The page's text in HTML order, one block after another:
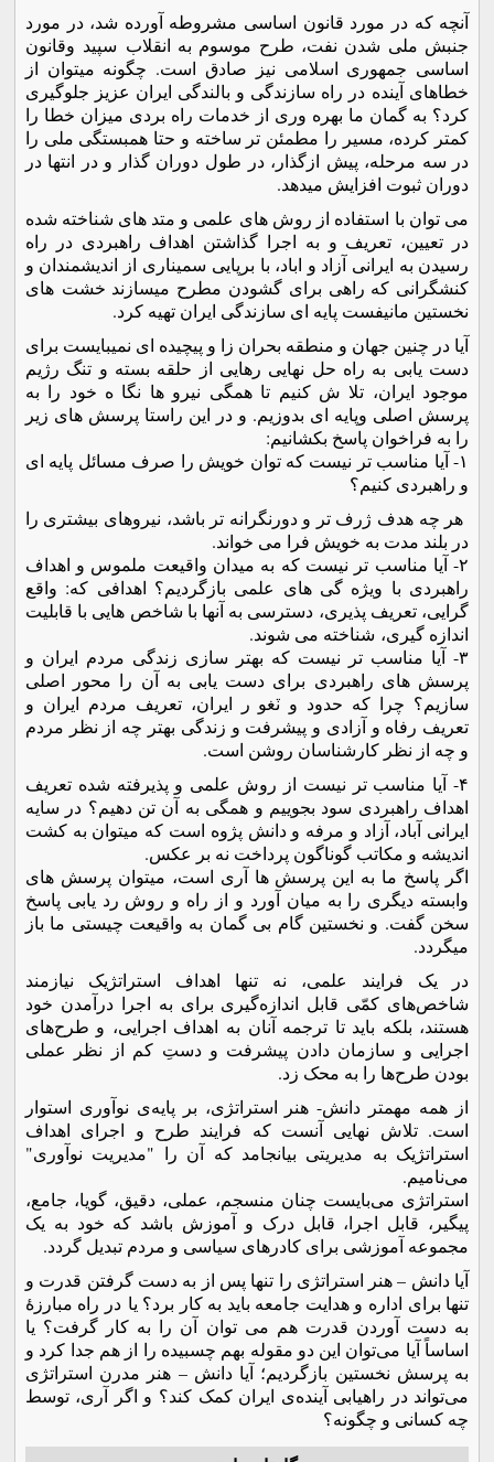
آنچه که در مورد قانون اساسی مشروطه آورده شد، در مورد
جنبش ملی شدن نفت، طرح موسوم به انقلاب سپید وقانون
اساسی جمهوری اسلامی نیز صادق است. چگونه میتوان از
خطاهای آینده در راه سازندگی و بالندگی ایران عزیز جلوگیری
کرد؟ به گمان ما بهره وری از خدمات راه بردی میزان خطا را
کمتر کرده، مسیر را مطمئن تر ساخته و حتا همبستگی ملی را
در سه مرحله، پیش ازگذار، در طول دوران گذار و در انتها در
دوران ثبوت افزایش میدهد.
می توان با استفاده از روش های علمی و متد های شناخته شده
در تعیین، تعریف و به اجرا گذاشتن اهداف راهبردی در راه
رسیدن به ایرانی آزاد و اباد، با برپایی سمیناری از اندیشمندان و
کنشگرانی که راهی برای گشودن مطرح میسازند خشت های
نخستین مانیفست پایه ای سازندگی ایران تهیه کرد.
آیا در چنین جهان و منطقه بحران زا و پیچیده ای نمیبایست برای
دست یابی به راه حل نهایی رهایی از حلقه بسته و تنگ رژیم
موجود ایران، تلا ش کنیم تا همگی نیرو ها نگا ه خود را به
پرسش اصلی وپایه ای بدوزیم. و در این راستا پرسش های زیر
را به فراخوان پاسخ بکشانیم:
۱- آیا مناسب تر نیست که توان خویش را صرف مسائل پایه ای
و راهبردی کنیم؟
هر چه هدف ژرف تر و دورنگرانه تر باشد، نیروهای بیشتری را
در بلند مدت به خویش فرا می خواند.
۲- آیا مناسب تر نیست که به میدان واقیعت ملموس و اهداف
راهبردی با ویژه گی های علمی بازگردیم؟ اهدافی که: واقع
گرایی، تعریف پذیری، دسترسی به آنها با شاخص هایی با قابلیت
اندازه گیری، شناخته می شوند.
۳- آیا مناسب تر نیست که بهتر سازی زندگی مردم ایران و
پرسش های راهبردی برای دست یابی به آن را محور اصلی
سازیم؟ چرا که حدود و ٽغو ر ایران، تعریف مردم ایران و
تعریف رفاه و آزادی و پیشرفت و زندگی بهتر چه از نظر مردم
و چه از نظر کارشناسان روشن است.
۴- آیا مناسب تر نیست از روش علمی و پذیرفته شده تعریف
اهداف راهبردی سود بجوییم و همگی به آن تن دهیم؟ در سایه
ایرانی آباد، آزاد و مرفه و دانش پژوه است که میتوان به کشت
اندیشه و مکاتب گوناگون پرداخت نه بر عکس.
اگر پاسخ ما به این پرسش ها آری است، میتوان پرسش های
وابسته دیگری را به میان آورد و از راه و روش رد یابی پاسخ
سخن گفت. و نخستین گام بی گمان به واقیعت چیستی ما باز
میگردد.
در یک فرایند علمی، نه تنها اهداف استراتژیک نیازمند
شاخص‌های کمّی قابل اندازه‌گیری برای به اجرا درآمدن خود
هستند، بلکه باید تا ترجمه آنان به اهداف اجرایی، و طرح‌های
اجرایی و سازمان دادن پیشرفت و دستِ کم از نظر عملی
بودن طرح‌ها را به محک زد.
از همه مهمتر دانش- هنر استراتژی، بر پایه‌ی نوآوری استوار
است. تلاش نهایی آنست که فرایند طرح و اجرای اهداف
استراتژیک به مدیریتی بیانجامد که آن را "مدیریت نوآوری"
می‌نامیم.
استراتژی می‌بایست چنان منسجم، عملی، دقیق، گویا، جامع،
پیگیر، قابل اجرا، قابل درک و آموزش باشد که خود به یک
مجموعه آموزشی برای کادرهای سیاسی و مردم تبدیل گردد.
آیا دانش – هنر استراتژی را تنها پس از به دست گرفتن قدرت و
تنها برای اداره و هدایت جامعه باید به کار برد؟ یا در راه مبارزۀ
به دست آوردن قدرت هم می توان آن را به کار گرفت؟ یا
اساساً آیا می‌توان این دو مقوله بهم چسبیده را از هم جدا کرد و
به پرسش نخستین بازگردیم؛ آیا دانش – هنر مدرن استراتژی
می‌تواند در راهیابی آینده‌ی ایران کمک کند؟ و اگر آری، توسط
چه کسانی و چگونه؟